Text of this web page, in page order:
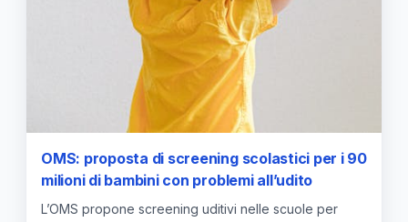
OMS: proposta di screening scolastici per i 90
milioni di bambini con problemi all’udito
L’OMS propone screening uditivi nelle scuole per